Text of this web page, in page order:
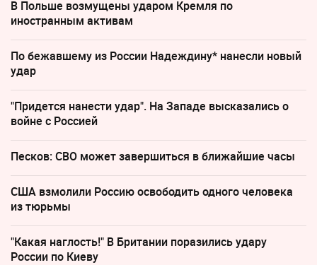
В Польше возмущены ударом Кремля по
иностранным активам
По бежавшему из России Надеждину* нанесли новый
удар
"Придется нанести удар". На Западе высказались о
войне с Россией
Песков: СВО может завершиться в ближайшие часы
США взмолили Россию освободить одного человека
из тюрьмы
"Какая наглость!" В Британии поразились удару
России по Киеву